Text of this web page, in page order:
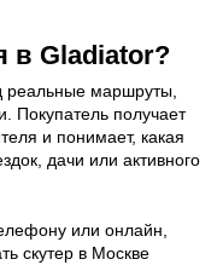
в Gladiator?
реальные маршруты,
Покупатель получает
и понимает, какая
дачи или активного
или онлайн,
скутер в Москве